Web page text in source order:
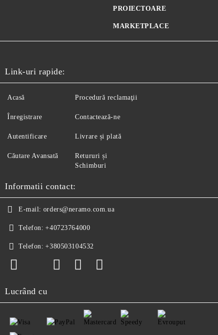
PROIECTOARE
MARKETPLACE
Link-uri rapide:
Acasă
Înregistrare
Autentificare
Căutare Avansată
Procedură reclamaţii
Contactează-ne
Livrare și plată
Retururi și
Schimburi
Informatii contact:
E-mail: orders@neramo.com.ua
Telefon: +40723764000
Telefon: +380503104532
Lucrând cu